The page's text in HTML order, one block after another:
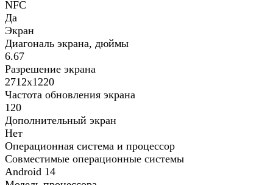
NFC
Да
Экран
Диагональ экрана, дюймы
6.67
Разрешение экрана
2712х1220
Частота обновления экрана
120
Дополнительный экран
Нет
Операционная система и процессор
Совместимые операционные системы
Android 14